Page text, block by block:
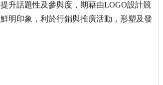
升話題性及參與度，期藉由LOGO設計競
明印象，利於行銷與推廣活動，形塑及發